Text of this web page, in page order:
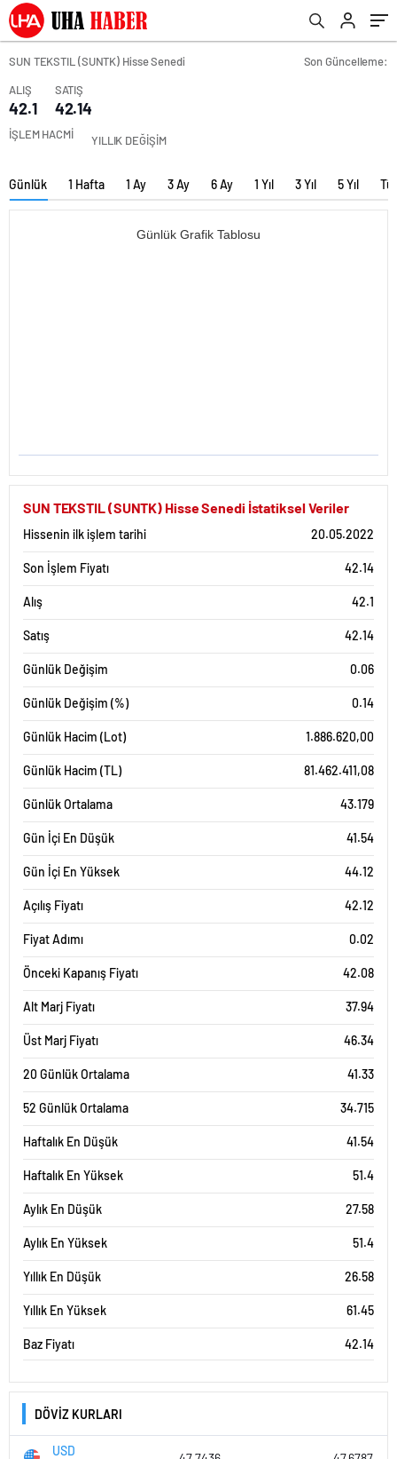
SUN TEKSTIL (SUNTK) Hisse Senedi
Son Güncelleme:
ALIŞ
42.1
SATIŞ
42.14
İŞLEM HACMİ YILLIK DEĞİŞİM
Günlük 1 Hafta 1 Ay 3 Ay 6 Ay 1 Yıl 3 Yıl 5 Yıl
Günlük Grafik Tablosu
SUN TEKSTIL (SUNTK) Hisse Senedi İstatiksel Veriler
Hissenin ilk işlem tarihi 20.05.2022
Son İşlem Fiyatı 42.14
Alış 42.1
Satış 42.14
Günlük Değişim 0.06
Günlük Değişim (%) 0.14
Günlük Hacim (Lot) 1.886.620,00
Günlük Hacim (TL) 81.462.411,08
Günlük Ortalama 43.179
Gün İçi En Düşük 41.54
Gün İçi En Yüksek 44.12
Açılış Fiyatı 42.12
Fiyat Adımı 0.02
Önceki Kapanış Fiyatı 42.08
Alt Marj Fiyatı 37.94
Üst Marj Fiyatı 46.34
20 Günlük Ortalama 41.33
52 Günlük Ortalama 34.715
Haftalık En Düşük 41.54
Haftalık En Yüksek 51.4
Aylık En Düşük 27.58
Aylık En Yüksek 51.4
Yıllık En Düşük 26.58
Yıllık En Yüksek 61.45
Baz Fiyatı 42.14
DÖVİZ KURLARI
USD